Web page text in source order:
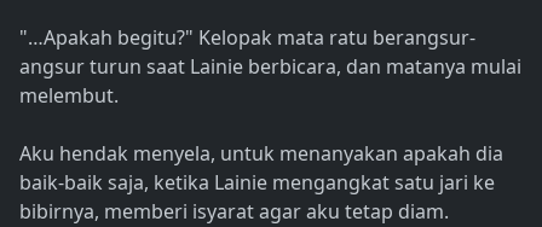
"…Apakah begitu?" Kelopak mata ratu berangsur-
angsur turun saat Lainie berbicara, dan matanya mulai
melembut.
Aku hendak menyela, untuk menanyakan apakah dia
baik-baik saja, ketika Lainie mengangkat satu jari ke
bibirnya, memberi isyarat agar aku tetap diam.